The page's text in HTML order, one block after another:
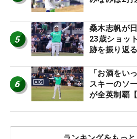
5
桑木志帆が
23歳ショッ
跡を振り返る
6
「お酒をい
スキーのソ
が全英制覇